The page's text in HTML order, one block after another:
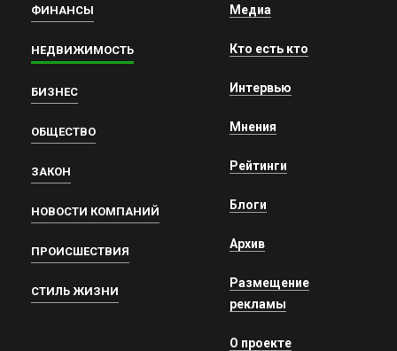
ФИНАНСЫ
НЕДВИЖИМОСТЬ
БИЗНЕС
ОБЩЕСТВО
ЗАКОН
НОВОСТИ КОМПАНИЙ
ПРОИСШЕСТВИЯ
СТИЛЬ ЖИЗНИ
Медиа
Кто есть кто
Интервью
Мнения
Рейтинги
Блоги
Архив
Размещение
рекламы
О проекте